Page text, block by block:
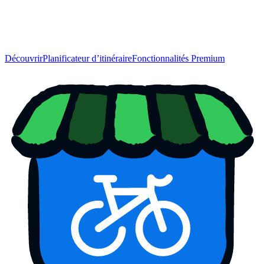
DécouvrirPlanificateur d’itinéraireFonctionnalités Premium